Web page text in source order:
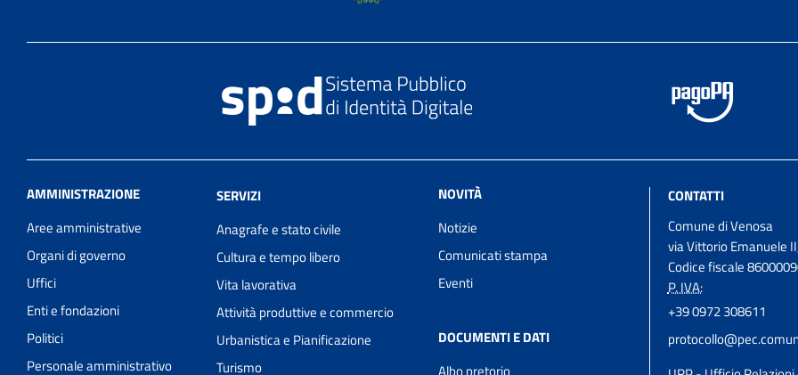
AMMINISTRAZIONE
Aree amministrative
Organi di governo
Uffici
Enti e fondazioni
Politici
Personale amministrativo
SERVIZI
Anagrafe e stato civile
Cultura e tempo libero
Vita lavorativa
Attività produttive e commercio
Urbanistica e Pianificazione
Turismo
NOVITÀ
Notizie
Comunicati stampa
Eventi
DOCUMENTI E DATI
CONTATTI
Comune di Venosa
via Vittorio Emanuele
Codice fiscale
P. IVA:
+39 0972 308611